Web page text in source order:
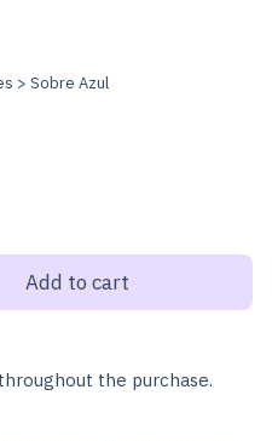
> Sobre Azul
the purchase.